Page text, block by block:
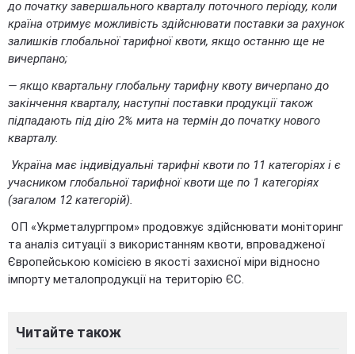
до початку завершального кварталу поточного періоду, коли
країна отримує можливість здійснювати поставки за рахунок
залишків глобальної тарифної квоти, якщо останню ще не
вичерпано;
— якщо квартальну глобальну тарифну квоту вичерпано до
закінчення кварталу, наступні поставки продукції також
підпадають під дію 2% мита на термін до початку нового
кварталу.
Україна має індивідуальні тарифні квоти по 11 категоріях і є
учасником глобальної тарифної квоти ще по 1 категоріях
(загалом 12 категорій).
ОП «Укрметалургпром» продовжує здійснювати моніторинг
та аналіз ситуації з використанням квоти, впровадженої
Європейською комісією в якості захисної міри відносно
імпорту металопродукції на територію ЄС.
Читайте також